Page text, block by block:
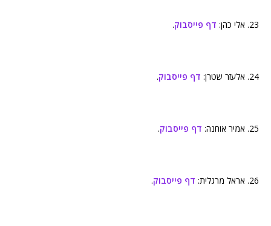
23. אלי כהן: דף פייסבוק.
24. אלעזר שטרן: דף פייסבוק.
25. אמיר אוחנה: דף פייסבוק.
26. אראל מרגלית: דף פייסבוק.